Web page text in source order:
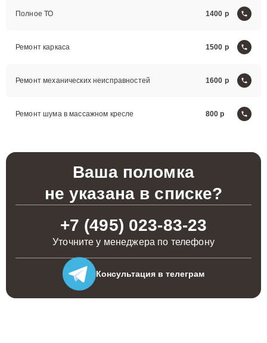
Полное ТО 1400
Ремонт каркаса 1500
Ремонт механических неисправностей 1600
Ремонт шума в массажном кресле 800
Ваша поломка
не указана в списке?
+7 (495) 023-83-23
Уточните у менеджера по телефону
Консультация в телеграм